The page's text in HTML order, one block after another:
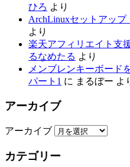
ひろ より
ArchLinuxセットアップ
より
楽天アフィリエイト支
るなめたる より
メンブレンキーボード
パート1 に まるぼー よ
アーカイブ
アーカイブ
カテゴリー